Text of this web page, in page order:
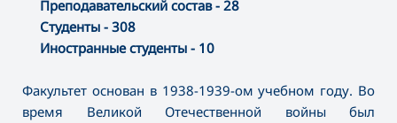
Преподавательский состав - 28
Студенты - 308
Иностранные студенты - 10
Факультет основан в 1938-1939-ом учебном году. Во
время Великой Отечественной войны был